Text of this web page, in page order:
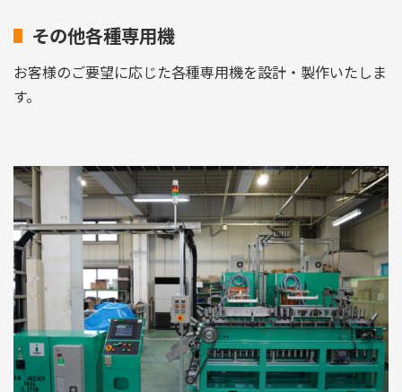
その他各種専用機
お客様のご要望に応じた各種専用機を設計・製作いたしま
す。